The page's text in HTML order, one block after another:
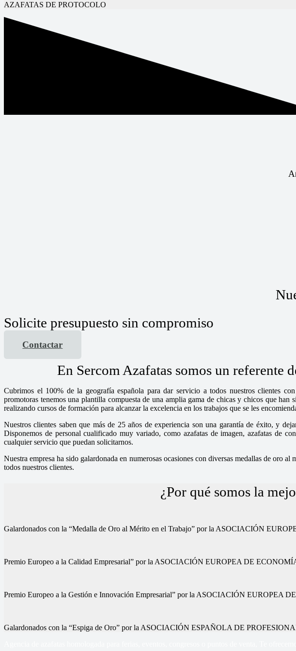
AZAFATAS DE PROTOCOLO
Solicite presupuesto sin compromiso
Contactar
En Sercom Azafatas somos un referente
Cubrimos el 100% de la geografía española para dar servicio a todos nuestros clientes
promotoras tenemos una plantilla compuesta de una amplia gama de chicas y chicos que
realizando cursos de formación para alcanzar la excelencia en los trabajos que se les
Nuestros clientes saben que más de 25 años de experiencia son una garantía de éxito, y
Disponemos de personal cualificado muy variado, como azafatas de imagen, azafatas de
cualquier servicio que puedan solicitarnos.
Nuestra empresa ha sido galardonada en numerosas ocasiones con diversas medallas de oro
todos nuestros clientes.
¿Por qué somos la
Galardonados con la “Medalla de Oro al Mérito en el Trabajo” por la ASOCIACIÓN
Premio Europeo a la Calidad Empresarial” por la ASOCIACIÓN EUROPEA DE
Premio Europeo a la Gestión e Innovación Empresarial” por la ASOCIACIÓN EUROPEA
Galardonados con la “Espiga de Oro” por la ASOCIACIÓN ESPAÑOLA DE